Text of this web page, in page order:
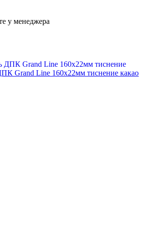
у менеджера
Grand Line 160х22мм тиснение какао